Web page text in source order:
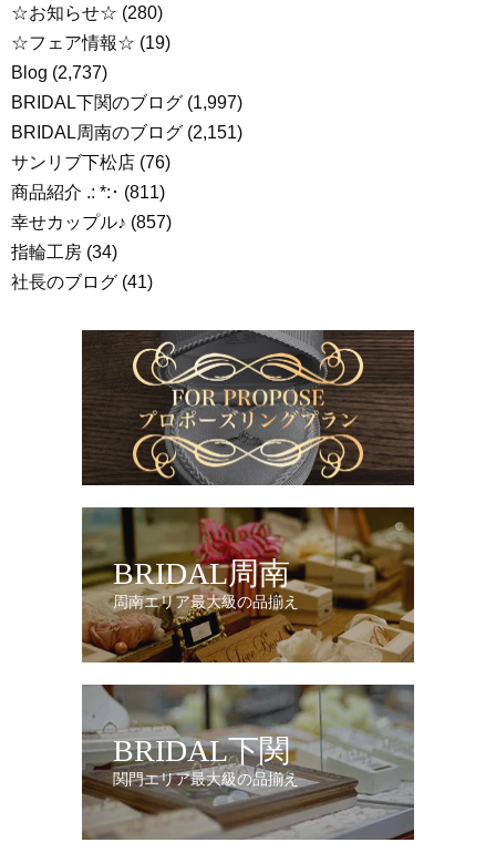
☆お知らせ☆ (280)
☆フェア情報☆ (19)
Blog (2,737)
BRIDAL下関のブログ (1,997)
BRIDAL周南のブログ (2,151)
サンリブ下松店 (76)
商品紹介 .: *:･ (811)
幸せカップル♪ (857)
指輪工房 (34)
社長のブログ (41)
BRIDAL周南
周南エリア最大級の品揃え
BRIDAL下関
関門エリア最大級の品揃え